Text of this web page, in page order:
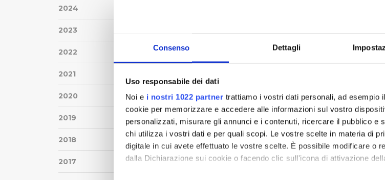
Consenso Dettagli
Uso responsabile dei dati
Noi e i nostri 1022 partner trattiamo i vostri dati personali, ad esempio
cookie per memorizzare e accedere alle informazioni sul vostro
personalizzati, misurare gli annunci e i contenuti, ricercare il pubblico e
chi utilizza i vostri dati e per quali scopi. Le vostre scelte in materia di
digitale in cui avete effettuato le vostre scelte. È possibile modificare o
dalla Dichiarazione sui cookie o facendo clic sull'icona di attivazione
2024
2023
2022
2021
2020
2019
2018
2017